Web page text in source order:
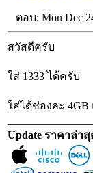
ตอบ: Mon Dec
สวัสดีครับ
ใส่ 1333 ได้ครับ
ใส่ได้ช่องละ
Update ราคาล่า